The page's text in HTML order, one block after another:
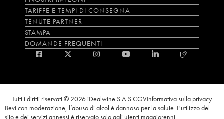
TARIFFE E TEMPI DI CONSEGNA
TENUTE PARTNER
STAMPA
DOMANDE FREQUENTI
Tutti i diritti riservati © 2026 iDealwine S.A.S.CGVInformativa sulla privacy
Bevi con moderazione, l’abuso di alcol è dannoso per la salute. L'utilizzo del
sito e dei servizi annessi è riservato solo agli utenti maggiorenni.